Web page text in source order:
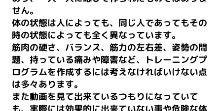
せん。
体の状態は人によっても、同じ人であってもその
時の状態によっても全く異なっています。
筋肉の硬さ、バランス、筋力の左右差、姿勢の問
題、持っている痛みや障害など、トレーニングプ
ログラムを作成するには考えなければいけない点
は多々あります。
また動画を見て出来ているつもりになっていて